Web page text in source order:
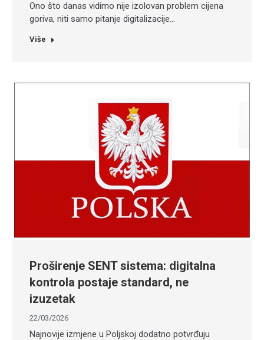
Ono što danas vidimo nije izolovan problem cijena
goriva, niti samo pitanje digitalizacije…
Više
Proširenje SENT sistema: digitalna
kontrola postaje standard, ne
izuzetak
22/03/2026
Najnovije izmjene u Poljskoj dodatno potvrđuju